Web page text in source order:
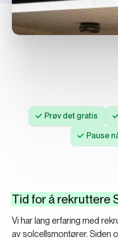
Prøv det gratis
Pause
Tid for å rekruttere
Vi har lang erfaring med
av solcellsmontører. Siden